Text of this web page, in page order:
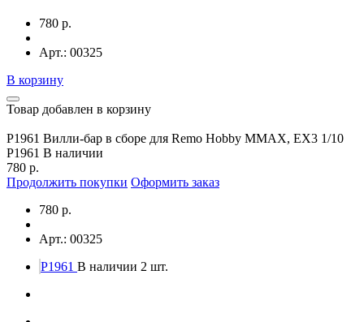
780 р.
Арт.: 00325
В корзину
Товар добавлен в корзину
P1961 Вилли-бар в сборе для Remo Hobby MMAX, EX3 1/10
P1961 В наличии
780 р.
Продолжить покупки Оформить заказ
780 р.
Арт.: 00325
P1961 В наличии 2 шт.